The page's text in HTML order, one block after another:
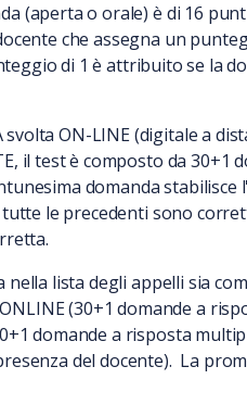
(aperta o orale) è di 16
che assegna un
di 1 è attribuito se la
svolta ON-LINE (digitale a
il test è composto da
domanda stabilisce
le precedenti sono
nella lista degli appelli sia
(30+1 domande a
domande a risposta
del docente). La